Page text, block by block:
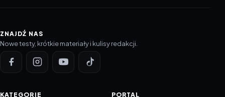
ZNAJDŹ NAS
Nowe testy, krótkie materiały i kulisy redakcji.
KATEGORIE PORTAL